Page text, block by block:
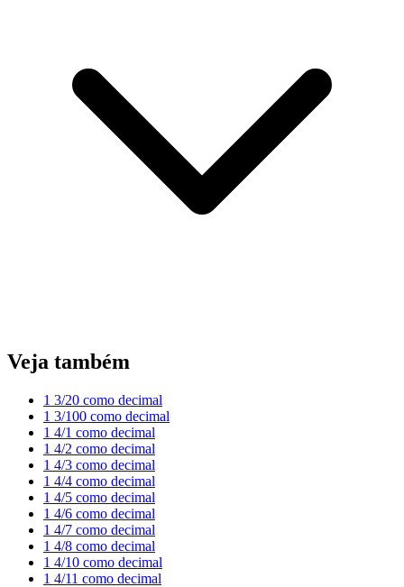
Veja também
1 3/20 como decimal
1 3/100 como decimal
1 4/1 como decimal
1 4/2 como decimal
1 4/3 como decimal
1 4/4 como decimal
1 4/5 como decimal
1 4/6 como decimal
1 4/7 como decimal
1 4/8 como decimal
1 4/10 como decimal
1 4/11 como decimal